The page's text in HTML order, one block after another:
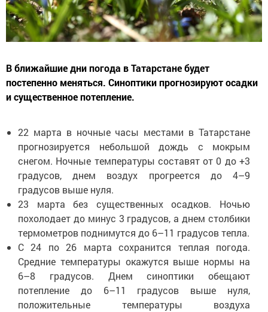
В ближайшие дни погода в Татарстане будет
постепенно меняться. Синоптики прогнозируют осадки
и существенное потепление.
22 марта в ночные часы местами в Татарстане
прогнозируется небольшой дождь с мокрым
снегом. Ночные температуры составят от 0 до +3
градусов, днем воздух прогреется до 4–9
градусов выше нуля.
23 марта без существенных осадков. Ночью
похолодает до минус 3 градусов, а днем столбики
термометров поднимутся до 6–11 градусов тепла.
С 24 по 26 марта сохранится теплая погода.
Средние температуры окажутся выше нормы на
6–8 градусов. Днем синоптики обещают
потепление до 6–11 градусов выше нуля,
положительные температуры воздуха